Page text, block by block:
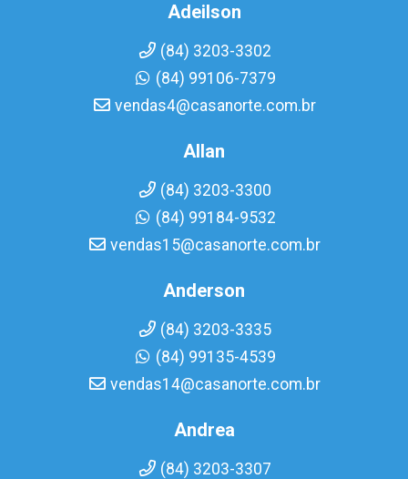
Adeilson
(84) 3203-3302
(84) 99106-7379
vendas4@casanorte.com.br
Allan
(84) 3203-3300
(84) 99184-9532
vendas15@casanorte.com.br
Anderson
(84) 3203-3335
(84) 99135-4539
vendas14@casanorte.com.br
Andrea
(84) 3203-3307